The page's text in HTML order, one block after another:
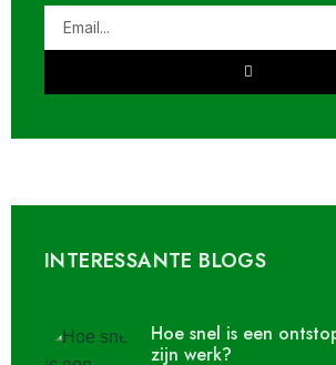
INTERESSANTE BLOGS
Hoe snel is een
zijn werk?